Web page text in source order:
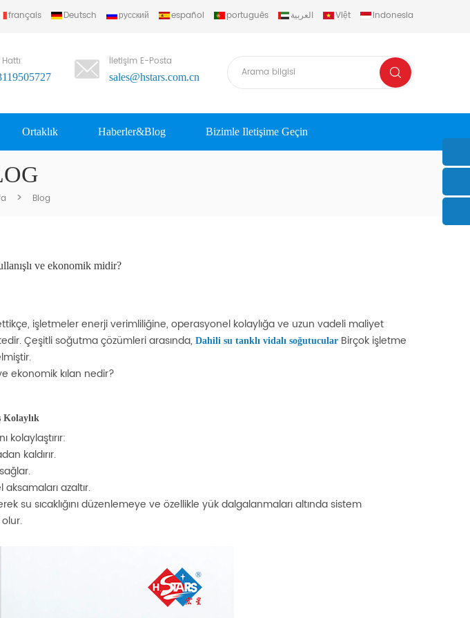
français Deutsch русский español português العربية Việt Indonesia
İletişim E-Posta
sales@hstars.com.cn
Ortaklık Haberler&Blog Bizimle Iletişime Geçin
> Blog
ve ekonomik midir?
işletmeler enerji verimliliğine, operasyonel kolaylığa ve uzun vadeli maliyet
Çeşitli soğutma çözümleri arasında, Dahili su tanklı vidalı soğutucular Birçok işletme
ekonomik kılan nedir?
Kolaylık
kolaylaştırır:
kaldırır.
azaltır.
su sıcaklığını düzenlemeye ve özellikle yük dalgalanmaları altında sistem